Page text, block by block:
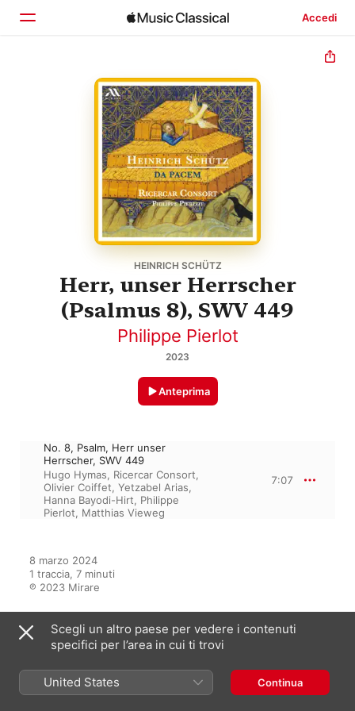
Accedi
HEINRICH SCHÜTZ
Herr, unser Herrscher
(Psalmus 8), SWV 449
Philippe Pierlot
2023
Anteprima
No. 8, Psalm, Herr unser
Herrscher, SWV 449
Hugo Hymas, Ricercar Consort,
Olivier Coiffet, Yetzabel Arias,
Hanna Bayodi-Hirt, Philippe
Pierlot, Matthias Vieweg
7:07
8 marzo 2024
1 traccia, 7 minuti
℗ 2023 Mirare
Dall’album
Scegli un altro paese per vedere i contenuti
specifici per l’area in cui ti trovi
United States Continua